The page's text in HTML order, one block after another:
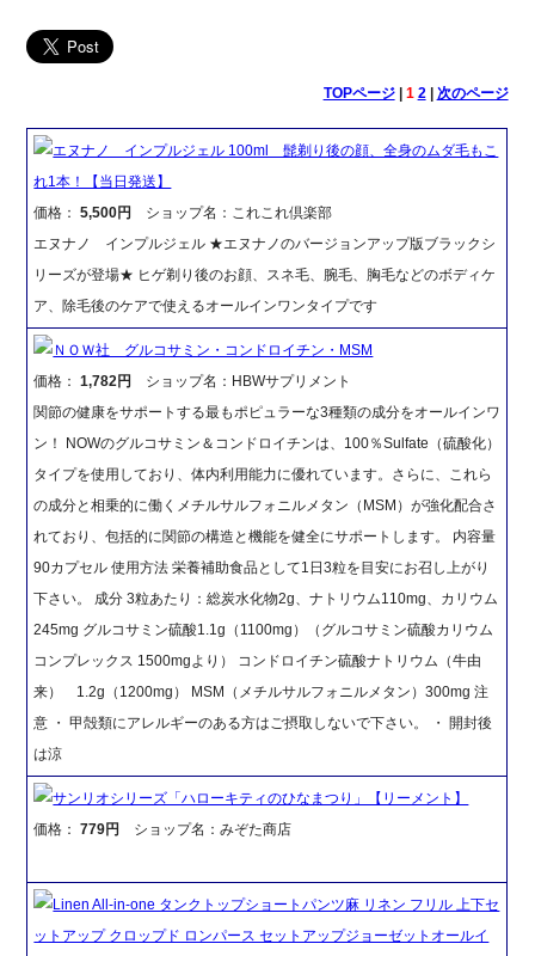
TOPページ| 1 2| 次のページ
エヌナノ インプルジェル 100ml 髭剃り後の顔、全身のムダ毛もこ
れ1本！【当日発送】
価格：5,500円
ショップ名：これこれ倶楽部
エヌナノ インプルジェル ★エヌナノのバージョンアップ版ブラックシ
リーズが登場★ ヒゲ剃り後のお顔、スネ毛、腕毛、胸毛などのボディケ
ア、除毛後のケアで使えるオールインワンタイプです
ＮＯＷ社 グルコサミン・コンドロイチン・MSM
価格：1,782円
ショップ名：HBWサプリメント
関節の健康をサポートする最もポピュラーな3種類の成分をオールインワ
ン！ NOWのグルコサミン＆コンドロイチンは、100％Sulfate（硫酸化）
タイプを使用しており、体内利用能力に優れています。さらに、これら
の成分と相乗的に働くメチルサルフォニルメタン（MSM）が強化配合さ
れており、包括的に関節の構造と機能を健全にサポートします。 内容量
90カプセル 使用方法 栄養補助食品として1日3粒を目安にお召し上がり
下さい。 成分 3粒あたり：総炭水化物2g、ナトリウム110mg、カリウム
245mg グルコサミン硫酸1.1g（1100mg）（グルコサミン硫酸カリウム
コンプレックス 1500mgより） コンドロイチン硫酸ナトリウム（牛由
来） 1.2g（1200mg） MSM（メチルサルフォニルメタン）300mg 注
意 ・ 甲殻類にアレルギーのある方はご摂取しないで下さい。 ・ 開封後
は涼
サンリオシリーズ「ハローキティのひなまつり」【リーメント】
価格：779円 ショップ名：みぞた商店
Linen All-in-one タンクトップショートパンツ麻 リネン フリル 上下セ
ットアップ クロップド ロンパース セットアップジョーゼットオールイ